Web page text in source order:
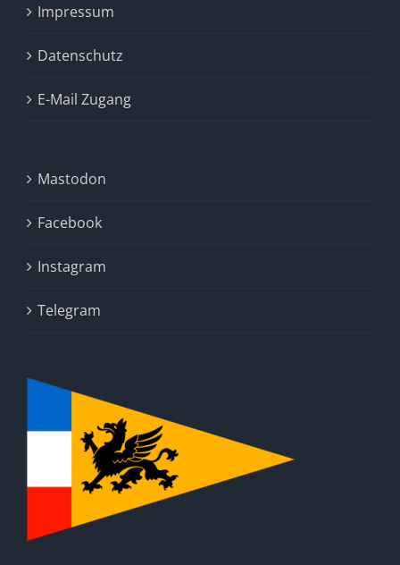
Impressum
Datenschutz
E-Mail Zugang
Mastodon
Facebook
Instagram
Telegram